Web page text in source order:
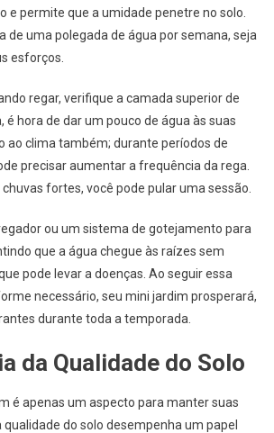
e permite que a umidade penetre no solo.
de uma polegada de água por semana, seja
esforços.
regar, verifique a camada superior de
é hora de dar um pouco de água às suas
ao clima também; durante períodos de
precisar aumentar a frequência da rega.
fortes, você pode pular uma sessão.
ou um sistema de gotejamento para
que a água chegue às raízes sem
pode levar a doenças. Ao seguir essa
necessário, seu mini jardim prosperará,
durante toda a temporada.
da Qualidade do Solo
é apenas um aspecto para manter suas
do solo desempenha um papel